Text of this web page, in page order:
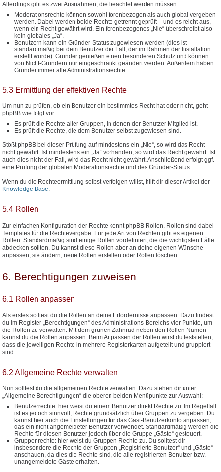
Allerdings gibt es zwei Ausnahmen, die beachtet werden müssen:
Moderationsrechte können sowohl forenbezogen als auch global vergeben
werden. Dabei werden beide Rechte getrennt geprüft – und es reicht aus,
wenn ein Recht gewährt wird. Ein forenbezogenes „Nie“ überschreibt also
kein globales „Ja“.
Benutzern kann ein Gründer-Status zugewiesen werden (dies ist
standardmäßig bei dem Benutzer der Fall, der im Rahmen der Installation
erstellt wurde). Gründer genießen einen besonderen Schutz und können
von Nicht-Gründern nur eingeschränkt geändert werden. Außerdem haben
Gründer immer alle Administrationsrechte.
5.3 Ermittlung der effektiven Rechte
Um nun zu prüfen, ob ein Benutzer ein bestimmtes Recht hat oder nicht, geht
phpBB wie folgt vor:
Es prüft die Rechte aller Gruppen, in denen der Benutzer Mitglied ist.
Es prüft die Rechte, die dem Benutzer selbst zugewiesen sind.
Stößt phpBB bei dieser Prüfung auf mindestens ein „Nie“, so wird das Recht
nicht gewährt. Ist mindestens ein „Ja“ vorhanden, so wird das Recht gewährt. Ist
auch dies nicht der Fall, wird das Recht nicht gewährt. Anschließend erfolgt ggf.
eine Prüfung der globalen Moderationsrechte und des Gründer-Status.
Wenn du die Rechteermittlung selbst verfolgen willst, hilft dir dieser Artikel der
Knowledge Base.
5.4 Rollen
Zur einfachen Konfiguration der Rechte kennt phpBB Rollen. Rollen sind dabei
Templates für die Rechtevergabe. Für jede Art von Rechten gibt es eigenen
Rollen. Standardmäßig sind einige Rollen vordefiniert, die die wichtigsten Fälle
abdecken sollten. Du kannst diese Rollen aber an deine eigenen Wünsche
anpassen, sie ändern, neue Rollen erstellen oder Rollen löschen.
6. Berechtigungen zuweisen
6.1 Rollen anpassen
Als erstes solltest du die Rollen an deine Erfordernisse anpassen. Dazu findest
du im Register „Berechtigungen“ des Administrations-Bereichs vier Punkte, um
die Rollen zu verwalten. Mit dem grünen Zahnrad neben den Rollen-Namen
kannst du die Rollen anpassen. Beim Anpassen der Rollen wirst du feststellen,
dass die jeweiligen Rechte in mehrere Registerkarten aufgeteilt und gruppiert
sind.
6.2 Allgemeine Rechte verwalten
Nun solltest du die allgemeinen Rechte verwalten. Dazu stehen dir unter
„Allgemeine Berechtigungen“ die oberen beiden Menüpunkte zur Auswahl:
Benutzerrechte: hier weist du einem Benutzer direkt Rechte zu. Im Regelfall
ist es jedoch sinnvoll, Rechte grundsätzlich über Gruppen zu vergeben. Du
kannst hier auch die Einstellungen für das Gast-Benutzerkonto anpassen,
das ein nicht angemeldeter Benutzer verwendet. Standardmäßig werden die
Rechte für diesen Benutzer jedoch über die Gruppe „Gäste“ gesteuert.
Gruppenrechte: hier weist du Gruppen Rechte zu. Du solltest dir
insbesondere die Rechte der Gruppen „Registrierte Benutzer“ und „Gäste“
anschauen, da dies die Rechte sind, die alle registrierten Benutzer bzw.
unangemeldete Gäste erhalten.